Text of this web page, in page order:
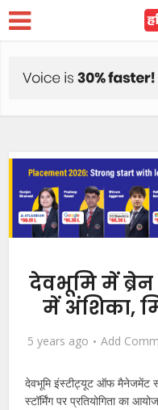
देवभूमि में ब्रेन
में अंशिका,
5 years ago Add
देवभूमि इंस्टीट्यूट ऑफ मैनेजमेंट
स्टॉर्मिंग पर प्रतियोगिता का